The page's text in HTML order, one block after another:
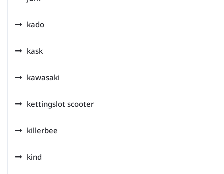
kado
kask
kawasaki
kettingslot scooter
killerbee
kind